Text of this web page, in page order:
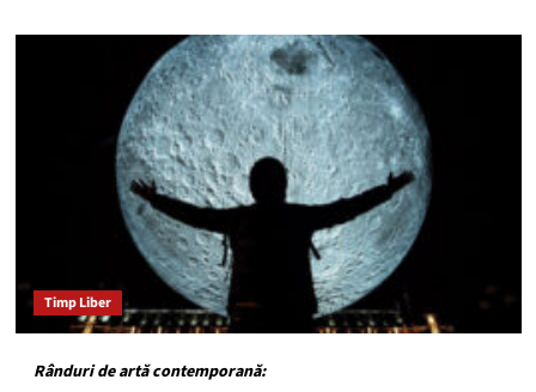
acestea
primind
şi
a
doua
doză
FOTBAL:
Etapă
decisivă
în
Liga
a
II-
a
Timp Liber
Rânduri de artă contemporană: